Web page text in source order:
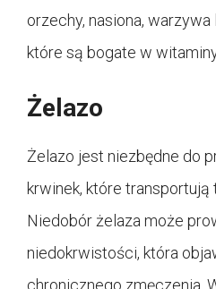
orzechy, nasiona,
które są bogate w
Żelazo
Żelazo jest niezbędne do
krwinek, które transportują
Niedobór żelaza może
niedokrwistości, która
chronicznego zmęczenia.